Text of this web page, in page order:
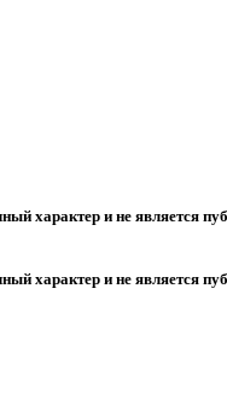
характер и не является
характер и не является